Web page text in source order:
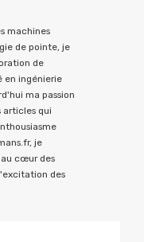
machines
de pointe, je
de
en ingénierie
ma passion
articles qui
je
cœur des
des